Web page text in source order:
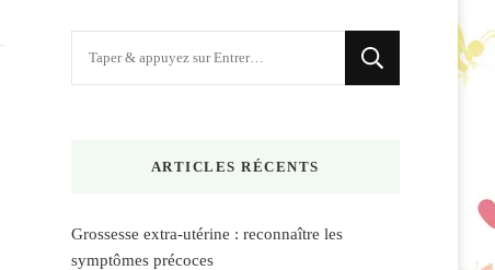
ARTICLES RÉCENTS
Grossesse extra-utérine : reconnaître les
symptômes précoces